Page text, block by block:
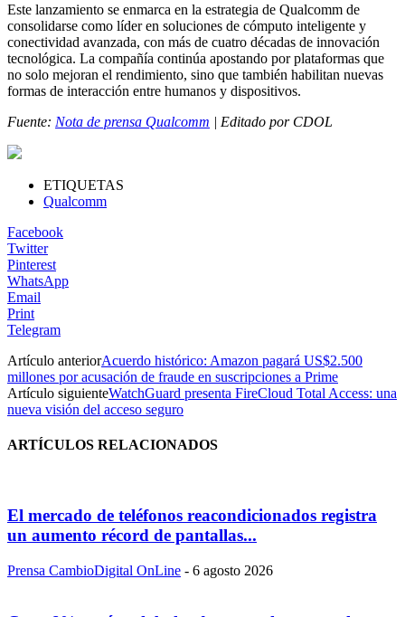
Este lanzamiento se enmarca en la estrategia de Qualcomm de
consolidarse como líder en soluciones de cómputo inteligente y
conectividad avanzada, con más de cuatro décadas de innovación
tecnológica. La compañía continúa apostando por plataformas que
no solo mejoran el rendimiento, sino que también habilitan nuevas
formas de interacción entre humanos y dispositivos.
Fuente: Nota de prensa Qualcomm | Editado por CDOL
ETIQUETAS
Qualcomm
Facebook
Twitter
Pinterest
WhatsApp
Email
Print
Telegram
Artículo anteriorAcuerdo histórico: Amazon pagará US$2.500
millones por acusación de fraude en suscripciones a Prime
Artículo siguienteWatchGuard presenta FireCloud Total Access: una
nueva visión del acceso seguro
ARTÍCULOS RELACIONADOS
El mercado de teléfonos reacondicionados registra
un aumento récord de pantallas...
Prensa CambioDigital OnLine - 6 agosto 2026